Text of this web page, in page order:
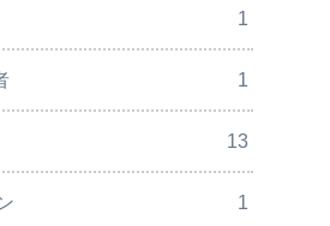
1
1
13
1